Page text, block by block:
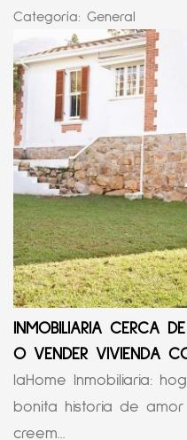
Categoría: General
INMOBILIARIA CERCA
O VENDER VIVIENDA
laHome Inmobiliaria:
bonita historia de amor
creem...